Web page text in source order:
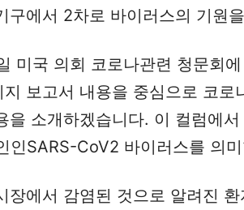
구에서 2차로 바이러스의 기원
미국 의회 코로나관련 청문회
보고서 내용을 중심으로 코로
을 소개하겠습니다. 이 컬럼에
인SARS-CoV2 바이러스를 의
장에서 감염된 것으로 알려진